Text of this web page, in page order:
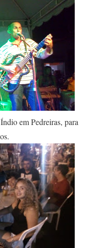
em Pedreiras, para